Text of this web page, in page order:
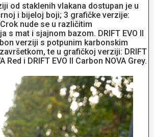
od staklenih vlakana dostupan je u
i bijeloj boji; 3 grafičke verzije:
nude se u različitim
s mat i sjajnom bazom. DRIFT EVO Il
verziji s potpunim karbonskim
te u grafičkoj verziji: DRIFT
Red i DRIFT EVO II Carbon NOVA Grey.